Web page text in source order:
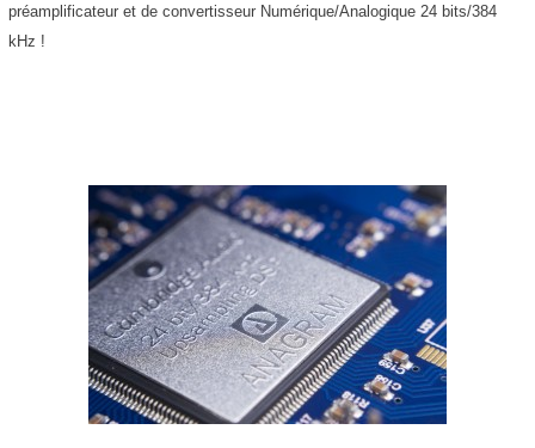
préamplificateur et de convertisseur Numérique/Analogique 24 bits/384
kHz !